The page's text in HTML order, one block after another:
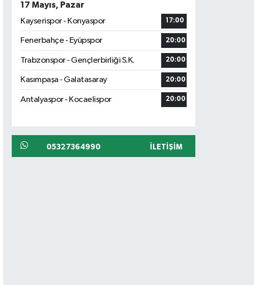
17 Mayıs, Pazar
Kayserispor - Konyaspor
17:00
Fenerbahçe - Eyüpspor 20:00
Trabzonspor - Gençlerbirliği S.K. 20:00
Kasımpaşa - Galatasaray 20:00
Antalyaspor - Kocaelispor 20:00
05327364990 İLETIŞIM